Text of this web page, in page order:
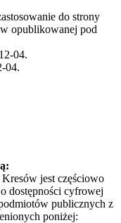
do strony
opublikowanej pod
04.
04.
jest częściowo
dostępności cyfrowej
publicznych z
poniżej: